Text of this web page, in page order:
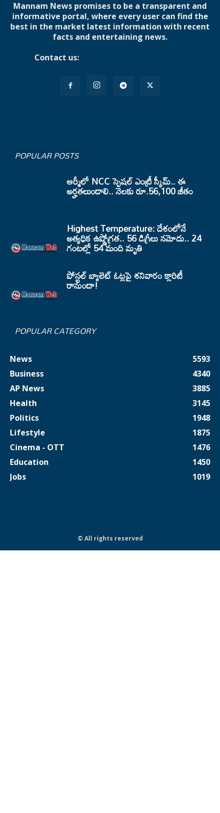
Mannam News promises to be a transparent and
informative portal, where every user can find the
best in the market latest information with recent
facts and entertaining news.
Contact us:
POPULAR POSTS
ఆర్మీలో NCC స్పెషల్ ఎంట్రీ స్కీమ్.. ఈ
అర్హతలుండాలి.. నెలకు రూ.56,100 జీతం
Highest Temperature: దేశంలోనే
అత్యధిక ఉష్ణోగ్రత.. 56 డిగ్రీలు నమోదు.. 24
గంటల్లో 54 మంది మృతి
పోస్టల్ బ్యాలెట్ ఓట్లపై శనివారం క్లారిటీ
రానుందా!
POPULAR CATEGORY
News
5593
Business
4340
AP News
3885
Health
3145
Politics
1948
Lifestyle
1875
Cinema - OTT
1476
Education
1450
Jobs
1019
© All rights reserved